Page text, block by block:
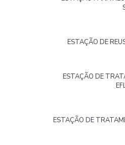
ESTAÇÃO DE
ESTAÇÃO DE
ESTAÇÃO DE